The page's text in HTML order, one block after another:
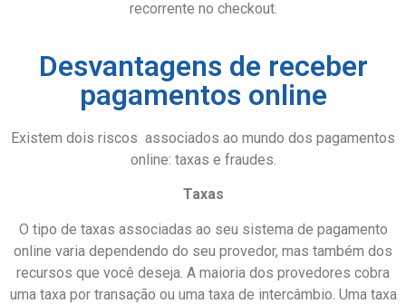
recorrente no checkout.
Desvantagens de receber
pagamentos online
Existem dois riscos associados ao mundo dos pagamentos
online: taxas e fraudes.
Taxas
O tipo de taxas associadas ao seu sistema de pagamento
online varia dependendo do seu provedor, mas também dos
recursos que você deseja. A maioria dos provedores cobra
uma taxa por transação ou uma taxa de intercâmbio. Uma taxa